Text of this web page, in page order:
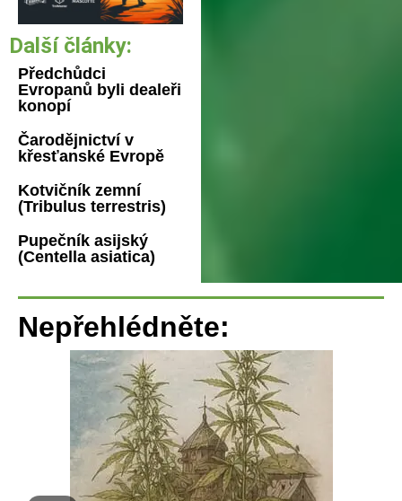
Další články:
Předchůdci
Evropanů byli dealeři
konopí
Čarodějnictví v
křesťanské Evropě
Kotvičník zemní
(Tribulus terrestris)
Pupečník asijský
(Centella asiatica)
Nepřehlédněte: